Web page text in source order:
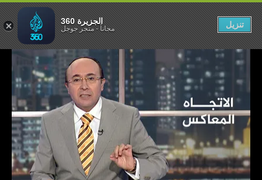
ويكيليكس؟
الجزيرة 360
مجاناً-متجر جوجل تنزيل